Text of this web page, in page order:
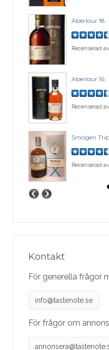
Aberlour 18
Recenserad av
Aberlour 16
Recenserad av
Smögen
Recenserad av
Kontakt
För generella frågor
info@tastenote.se
För frågor om